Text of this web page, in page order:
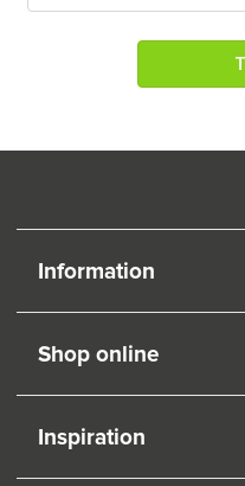
Information
Shop online
Inspiration